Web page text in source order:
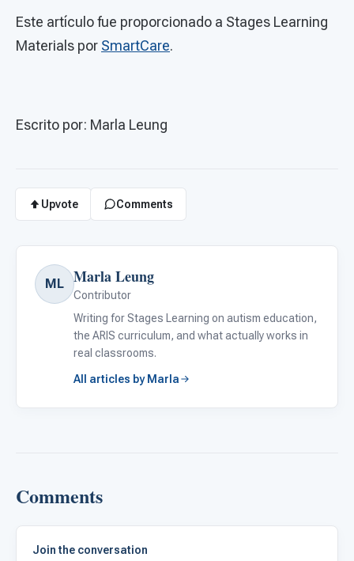
Este artículo fue proporcionado a Stages Learning
Materials por SmartCare.
Escrito por: Marla Leung
Upvote Comments
ML Marla Leung
Contributor
Writing for Stages Learning on autism education,
the ARIS curriculum, and what actually works in
real classrooms.
All articles by Marla
Comments
Join the conversation